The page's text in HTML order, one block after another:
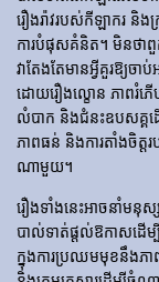
រឿងរ៉ាវ​របស់​កីឡាករ និ
ការ​បំផុស​គំនិត។ មិនថា
វាតែងតែមានអ្វីគួរឱ្យច
ដោយ​រឿង​ល្ខោន ភាព​រំភ
លំបាក និងជំនះឧបសគ្គដើ
ភាពធន់ និងការតាំងចិ
ណាមួយ។
រឿងទាំងនេះអាចនាំមនុ
បាល់ទាត់ផ្តល់ឱកាសដើម្បី
ក្នុងការប្រឈមមុខនឹងភាព